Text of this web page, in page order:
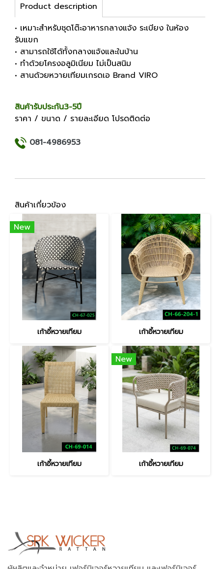
Product description
• เหมาะสำหรับชุดโต๊ะอาหารกลางแจ้ง ระเบียง ในห้อง
รับแขก
• สามารถใช้ได้ทั้งกลางแจ้งและในบ้าน
• ทำด้วยโครงอลูมิเนียม ไม่เป็นสนิม
• สานด้วยหวายเทียมเกรดเอ Brand VIRO
สินค้ารับประกัน3-5ปี
ราคา / ขนาด / รายละเอียด โปรดติดต่อ
081-4986953
สินค้าเกี่ยวข้อง
New
เก้าอี้หวายเทียม เก้าอี้หวายเทียม
เก้าอี้หวายเทียม
New
เก้าอี้หวายเทียม